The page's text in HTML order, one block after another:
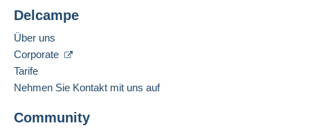
Delcampe
Über uns
Corporate
Tarife
Nehmen Sie Kontakt mit uns auf
Community